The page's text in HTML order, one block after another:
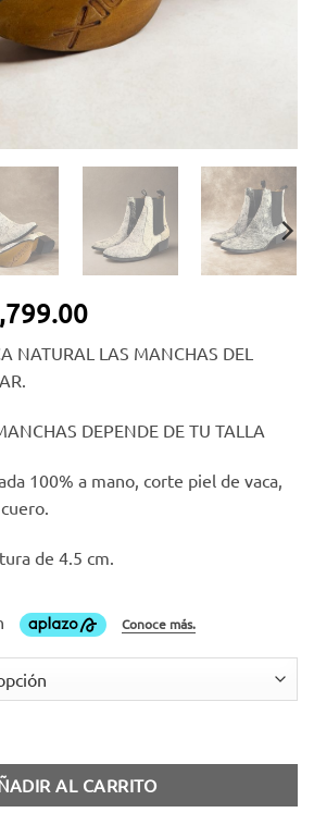
El
actual
NATURAL LAS MANCHAS DEL
DEPENDE DE TU TALLA
100% a mano, corte piel de vaca,
de 4.5 cm.
AL CARRITO